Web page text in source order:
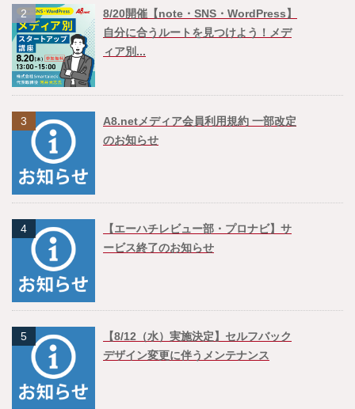
2
8/20開催【note・SNS・WordPress】
自分に合うルートを見つけよう！メデ
ィア別...
3
A8.netメディア会員利用規約 一部改定
のお知らせ
4
【エーハチレビュー部・プロナビ】サ
ービス終了のお知らせ
5
【8/12（水）実施決定】セルフバック
デザイン変更に伴うメンテナンス